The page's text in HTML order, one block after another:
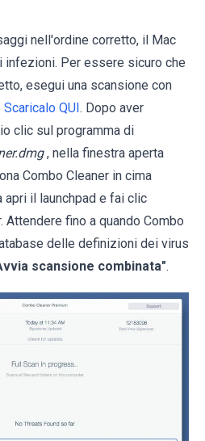
nell'ordine corretto, il Mac
Per essere sicuro che
esegui una scansione con
Scaricalo QUI . Dopo aver
clic sul programma di
, nella finestra aperta
Combo Cleaner in cima
apri il launchpad e fai clic
Attendere fino a quando Combo
delle definizioni dei virus
scansione combinata".